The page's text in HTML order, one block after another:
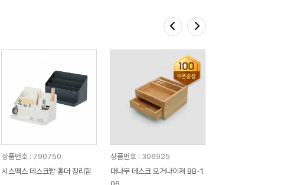
상품번호 : 790750
시스맥스 데스크탑 홀더 정리함
상품번호 : 306925
대나무 데스크 오거나이저 BB-1